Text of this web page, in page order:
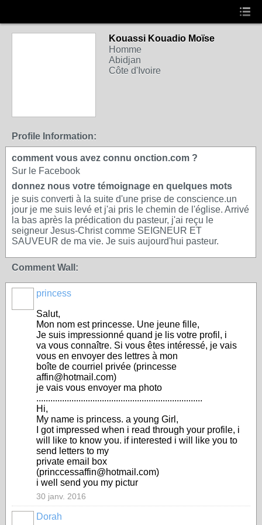
Kouassi Kouadio Moïse
Homme
Abidjan
Côte d'Ivoire
Profile Information:
comment vous avez connu onction.com ?
Sur le Facebook
donnez nous votre témoignage en quelques mots
je suis converti à la suite d'une prise de conscience.un
jour je me suis levé et j'ai pris le chemin de l'église. Arrivé
la bas après la prédication du pasteur, j'ai reçu le
seigneur Jesus-Christ comme SEIGNEUR ET
SAUVEUR de ma vie. Je suis aujourd'hui pasteur.
Comment Wall:
princess
Salut,
Mon nom est princesse. Une jeune fille,
Je suis impressionné quand je lis votre profil, i
va vous connaître. Si vous êtes intéressé, je vais
vous en envoyer des lettres à mon
boîte de courriel privée (princesse
affin@hotmail.com)
je vais vous envoyer ma photo
.......................................................................
Hi,
My name is princess. a young Girl,
I got impressed when i read through your profile, i
will like to know you. if interested i will like you to
send letters to my
private email box
(princcessaffin@hotmail.com)
i well send you my pictur
30 janv. 2016
Dorah